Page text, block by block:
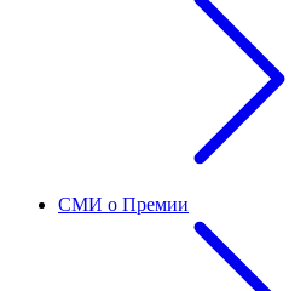
СМИ о Премии